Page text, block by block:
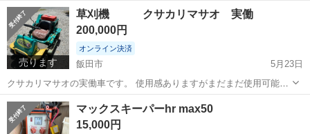
長野 飯田市 その他 ヤマグチ
売ります
草刈機 クサカリマサオ 実働
200,000円
オンライン決済
飯田市
5月23日
クサカリマサオの実働車です。 使用感ありますがまだまだ使用可能か
と思います。
長野 飯田市 その他 草刈機
マックスキーパーhr max50
15,000円